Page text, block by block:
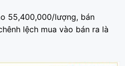
55,400,000/lượng, bán
lệch mua vào bán ra là